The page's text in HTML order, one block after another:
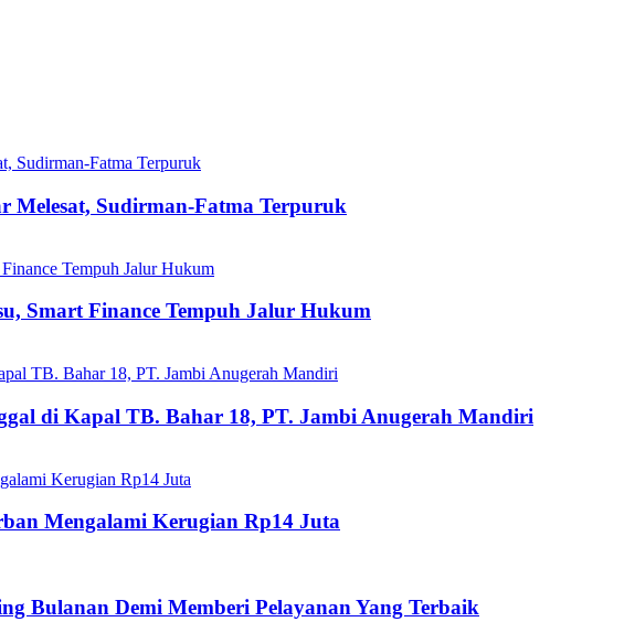
Melesat, Sudirman-Fatma Terpuruk
Smart Finance Tempuh Jalur Hukum
di Kapal TB. Bahar 18, PT. Jambi Anugerah Mandiri
Mengalami Kerugian Rp14 Juta
Bulanan Demi Memberi Pelayanan Yang Terbaik